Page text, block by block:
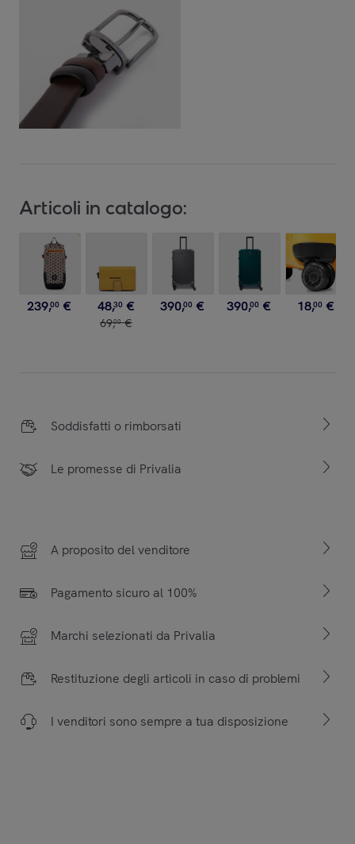
Articoli in catalogo:
239,00 € 48,30 €
69,00 €
390,00 € 390,00 € 18,00 €
Soddisfatti o rimborsati
Le promesse di Privalia
A proposito del venditore
Pagamento sicuro al 100%
Marchi selezionati da Privalia
Restituzione degli articoli in caso di problemi
I venditori sono sempre a tua disposizione